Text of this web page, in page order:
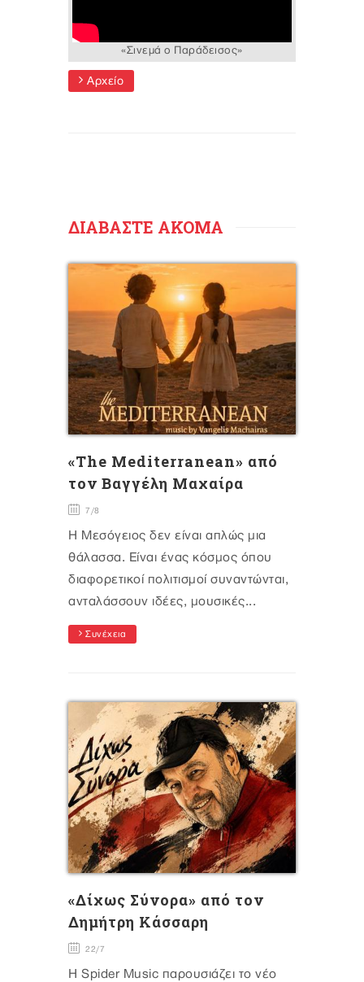
«Σινεμά ο Παράδεισος»
Αρχείο
ΔΙΑΒΑΣΤΕ ΑΚΟΜΑ
«The Mediterranean» από
τον Βαγγέλη Μαχαίρα
7/8
Η Μεσόγειος δεν είναι απλώς μια
θάλασσα. Είναι ένας κόσμος όπου
διαφορετικοί πολιτισμοί συναντώνται,
ανταλάσσουν ιδέες, μουσικές...
Συνέχεια
«Δίχως Σύνορα» από τον
Δημήτρη Κάσσαρη
22/7
Η Spider Music παρουσιάζει το νέο